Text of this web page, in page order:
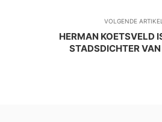
VOLGENDE ARTIKEL
HERMAN KOETSVELD
STADSDICHTER